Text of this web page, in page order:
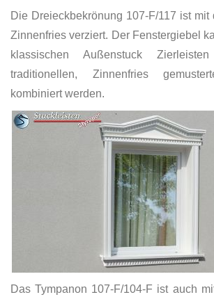
Die Dreieckbekrönung 107-F/117 ist mit
Zinnenfries verziert. Der Fenstergiebel
klassischen Außenstuck
traditionellen, Zinnenfries
kombiniert werden.
Das Tympanon 107-F/104-F ist auch